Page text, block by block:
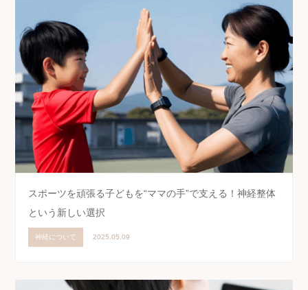
スポーツを頑張る子どもを“ママの手”で支える！神経整体
という新しい選択
神経について 2025.05.09